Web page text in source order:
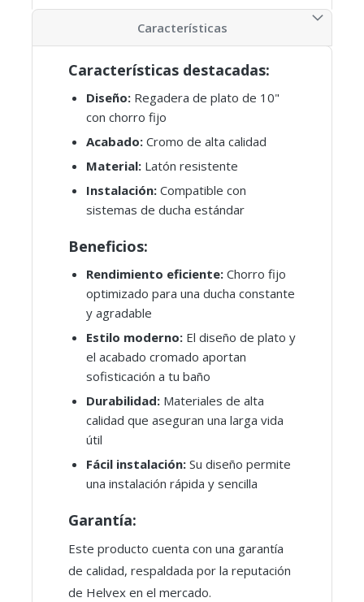
Características destacadas:
Diseño: Regadera de plato de 10"
con chorro fijo
Acabado: Cromo de alta calidad
Material: Latón resistente
Instalación: Compatible con
sistemas de ducha estándar
Beneficios:
Rendimiento eficiente: Chorro fijo
optimizado para una ducha constante
y agradable
Estilo moderno: El diseño de plato y
el acabado cromado aportan
sofisticación a tu baño
Durabilidad: Materiales de alta
calidad que aseguran una larga vida
útil
Fácil instalación: Su diseño permite
una instalación rápida y sencilla
Garantía:
Este producto cuenta con una garantía
de calidad, respaldada por la reputación
de Helvex en el mercado.
Características